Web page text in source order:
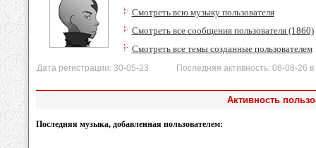
Смотреть всю музыку пользователя
Смотреть все сообщения пользователя (1860)
Смотреть все темы созданные пользователем
Дата регистрации: 30-05-23 Последняя активность: 08-08-26 в
Активность
Последняя музыка, добавленная пользователем: